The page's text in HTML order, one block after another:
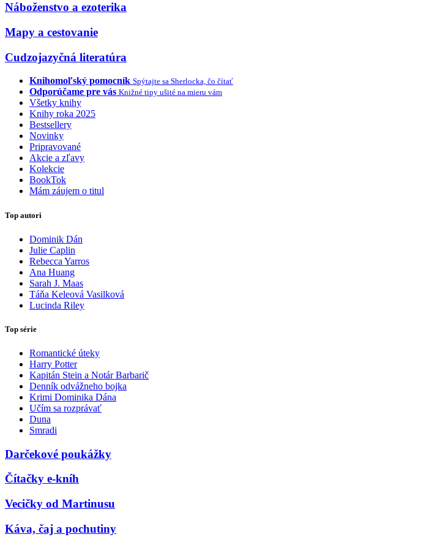
Náboženstvo a ezoterika
Mapy a cestovanie
Cudzojazyčná literatúra
Knihomoľský pomocník Spýtajte sa Sherlocka, čo čítať
Odporúčame pre vás Knižné tipy ušité na mieru vám
Všetky knihy
Knihy roka 2025
Bestsellery
Novinky
Pripravované
Akcie a zľavy
Kolekcie
BookTok
Mám záujem o titul
Top autori
Dominik Dán
Julie Caplin
Rebecca Yarros
Ana Huang
Sarah J. Maas
Táňa Keleová Vasilková
Lucinda Riley
Top série
Romantické úteky
Harry Potter
Kapitán Stein a Notár Barbarič
Denník odvážneho bojka
Krimi Dominika Dána
Učím sa rozprávať
Duna
Smradi
Darčekové poukážky
Čítačky e-kníh
Vecičky od Martinusu
Káva, čaj a pochutiny